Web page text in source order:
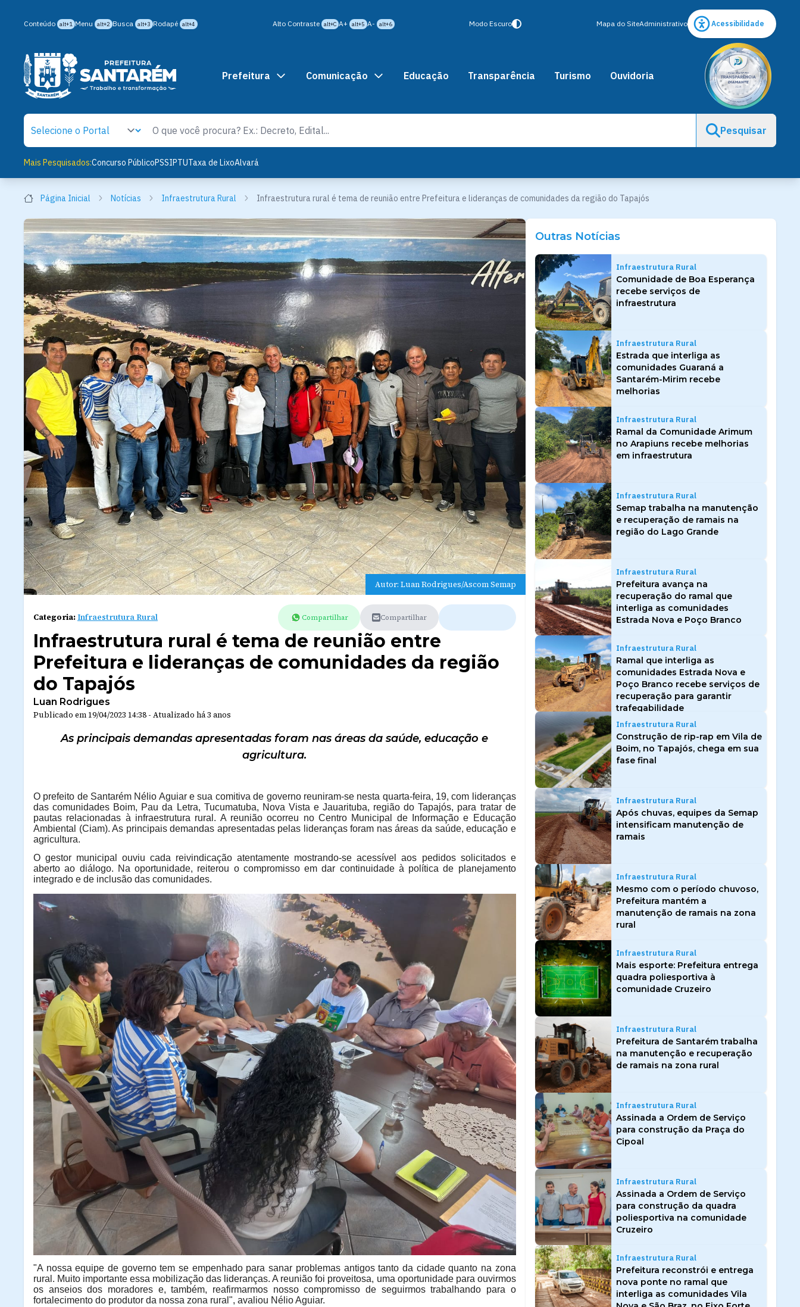
Conteúdo alt+1 Menu alt+2 Busca alt+3 Rodapé alt+4 Alto Contraste alt+C A+ alt+5 A- alt+6 Modo Escuro Mapa do SiteAdministrativo Acessibilidade
Prefeitura Comunicação Educação Transparência Turismo Ouvidoria
Pesquisar
Mais Pesquisados:Concurso PúblicoPSSIPTUTaxa de LixoAlvará
Página Inicial Notícias Infraestrutura Rural Infraestrutura rural é tema de reunião entre Prefeitura e lideranças de comunidades da região do Tapajós
Autor: Luan Rodrigues/Ascom Semap
Categoria:Infraestrutura Rural Compartilhar Compartilhar
Infraestrutura rural é tema de reunião entre
Prefeitura e lideranças de comunidades da região
do Tapajós
Luan Rodrigues
Publicado em 19/04/2023 14:38 - Atualizado há 3 anos
As principais demandas apresentadas foram nas áreas da saúde, educação e
agricultura.
O prefeito de Santarém Nélio Aguiar e sua comitiva de governo reuniram-se nesta quarta-feira, 19, com lideranças
das comunidades Boim, Pau da Letra, Tucumatuba, Nova Vista e Jauarituba, região do Tapajós, para tratar de
pautas relacionadas à infraestrutura rural. A reunião ocorreu no Centro Municipal de Informação e Educação
Ambiental (Ciam). As principais demandas apresentadas pelas lideranças foram nas áreas da saúde, educação e
agricultura.
O gestor municipal ouviu cada reivindicação atentamente mostrando-se acessível aos pedidos solicitados e
aberto ao diálogo. Na oportunidade, reiterou o compromisso em dar continuidade à política de planejamento
integrado e de inclusão das comunidades.
"A nossa equipe de governo tem se empenhado para sanar problemas antigos tanto da cidade quanto na zona
rural. Muito importante essa mobilização das lideranças. A reunião foi proveitosa, uma oportunidade para ouvirmos
os anseios dos moradores e, também, reafirmarmos nosso compromisso de seguirmos trabalhando para o
fortalecimento do produtor da nossa zona rural", avaliou Nélio Aguiar.
Outras Notícias
Infraestrutura Rural
Comunidade de Boa Esperança
recebe serviços de
infraestrutura
Infraestrutura Rural
Estrada que interliga as
comunidades Guaraná a
Santarém-Mirim recebe
melhorias
Infraestrutura Rural
Ramal da Comunidade Arimum
no Arapiuns recebe melhorias
em infraestrutura
Infraestrutura Rural
Semap trabalha na manutenção
e recuperação de ramais na
região do Lago Grande
Infraestrutura Rural
Prefeitura avança na
recuperação do ramal que
interliga as comunidades
Estrada Nova e Poço Branco
Infraestrutura Rural
Ramal que interliga as
comunidades Estrada Nova e
Poço Branco recebe serviços de
recuperação para garantir
trafegabilidade
Infraestrutura Rural
Construção de rip-rap em Vila de
Boim, no Tapajós, chega em sua
fase final
Infraestrutura Rural
Após chuvas, equipes da Semap
intensificam manutenção de
ramais
Infraestrutura Rural
Mesmo com o período chuvoso,
Prefeitura mantém a
manutenção de ramais na zona
rural
Infraestrutura Rural
Mais esporte: Prefeitura entrega
quadra poliesportiva à
comunidade Cruzeiro
Infraestrutura Rural
Prefeitura de Santarém trabalha
na manutenção e recuperação
de ramais na zona rural
Infraestrutura Rural
Assinada a Ordem de Serviço
para construção da Praça do
Cipoal
Infraestrutura Rural
Assinada a Ordem de Serviço
para construção da quadra
poliesportiva na comunidade
Cruzeiro
Infraestrutura Rural
Prefeitura reconstrói e entrega
nova ponte no ramal que
interliga as comunidades Vila